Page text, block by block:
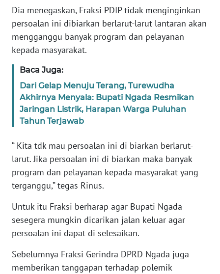
Dia menegaskan, Fraksi PDIP tidak menginginkan
persoalan ini dibiarkan berlarut-larut lantaran akan
mengganggu banyak program dan pelayanan
kepada masyarakat.
Baca Juga:
Dari Gelap Menuju Terang, Turewudha
Akhirnya Menyala: Bupati Ngada Resmikan
Jaringan Listrik, Harapan Warga Puluhan
Tahun Terjawab
“ Kita tdk mau persoalan ini di biarkan berlarut-
larut. Jika persoalan ini di biarkan maka banyak
program dan pelayanan kepada masyarakat yang
terganggu,” tegas Rinus.
Untuk itu Fraksi berharap agar Bupati Ngada
sesegera mungkin dicarikan jalan keluar agar
persoalan ini dapat di selesaikan.
Sebelumnya Fraksi Gerindra DPRD Ngada juga
memberikan tanggapan terhadap polemik
RIAU
WN
WN
JAMBI
SULTRA
WN
NTB
SULTENG
WN
SULBAR